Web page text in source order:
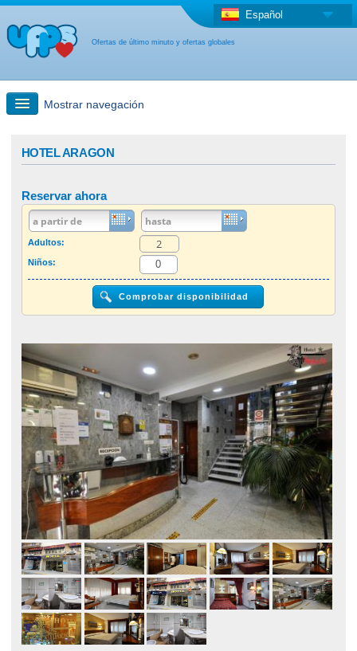
Ofertas de último minuto y ofertas globales
Español
Mostrar navegación
Oferta de última hora + Oferta global
otro país
HOTEL ARAGON
Reservar ahora
Adultos:
Niños: